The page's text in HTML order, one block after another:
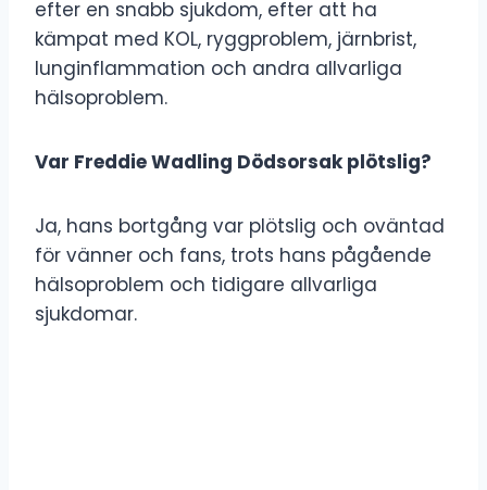
efter en snabb sjukdom, efter att ha
kämpat med KOL, ryggproblem, järnbrist,
lunginflammation och andra allvarliga
hälsoproblem.
Var Freddie Wadling Dödsorsak plötslig?
Ja, hans bortgång var plötslig och oväntad
för vänner och fans, trots hans pågående
hälsoproblem och tidigare allvarliga
sjukdomar.